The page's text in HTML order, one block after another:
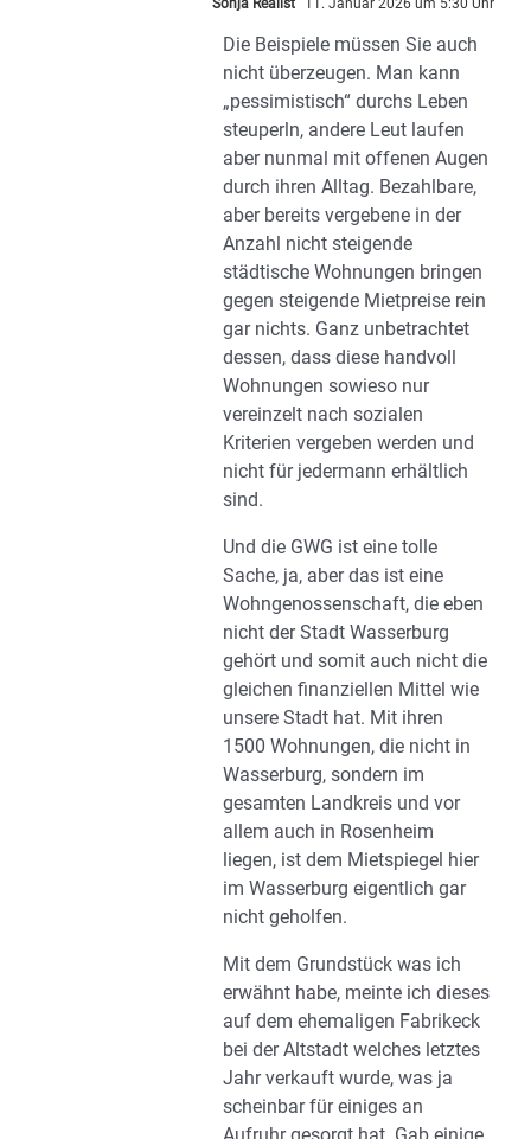
Sonja Realist 11. Januar 2026 um 5:30 Uhr
Die Beispiele müssen Sie auch
nicht überzeugen. Man kann
„pessimistisch“ durchs Leben
steuperln, andere Leut laufen
aber nunmal mit offenen Augen
durch ihren Alltag. Bezahlbare,
aber bereits vergebene in der
Anzahl nicht steigende
städtische Wohnungen bringen
gegen steigende Mietpreise rein
gar nichts. Ganz unbetrachtet
dessen, dass diese handvoll
Wohnungen sowieso nur
vereinzelt nach sozialen
Kriterien vergeben werden und
nicht für jedermann erhältlich
sind.
Und die GWG ist eine tolle
Sache, ja, aber das ist eine
Wohngenossenschaft, die eben
nicht der Stadt Wasserburg
gehört und somit auch nicht die
gleichen finanziellen Mittel wie
unsere Stadt hat. Mit ihren
1500 Wohnungen, die nicht in
Wasserburg, sondern im
gesamten Landkreis und vor
allem auch in Rosenheim
liegen, ist dem Mietspiegel hier
im Wasserburg eigentlich gar
nicht geholfen.
Mit dem Grundstück was ich
erwähnt habe, meinte ich dieses
auf dem ehemaligen Fabrikeck
bei der Altstadt welches letztes
Jahr verkauft wurde, was ja
scheinbar für einiges an